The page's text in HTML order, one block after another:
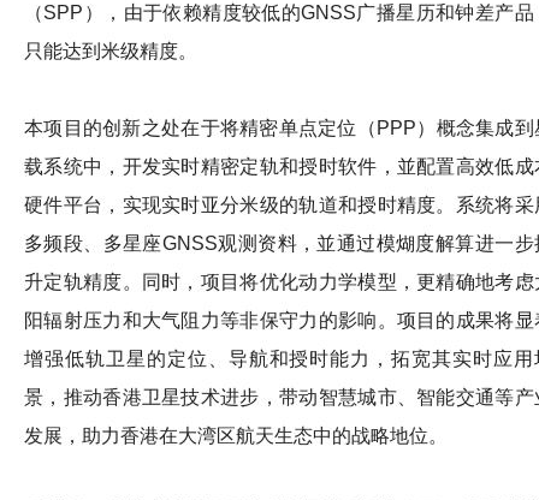
（SPP），由于依赖精度较低的GNSS广播星历和钟差产品
只能达到米级精度。
本项目的创新之处在于将精密单点定位（PPP）概念集成到
载系统中，开发实时精密定轨和授时软件，並配置高效低成
硬件平台，实现实时亚分米级的轨道和授时精度。系统将采
多频段、多星座GNSS观测资料，並通过模煳度解算进一步
升定轨精度。同时，项目将优化动力学模型，更精确地考虑
阳辐射压力和大气阻力等非保守力的影响。项目的成果将显
增强低轨卫星的定位、导航和授时能力，拓宽其实时应用
景，推动香港卫星技术进步，带动智慧城市、智能交通等产
发展，助力香港在大湾区航天生态中的战略地位。